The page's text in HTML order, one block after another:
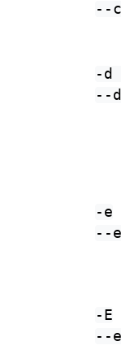
--
-d
--
-e
--
-E
--